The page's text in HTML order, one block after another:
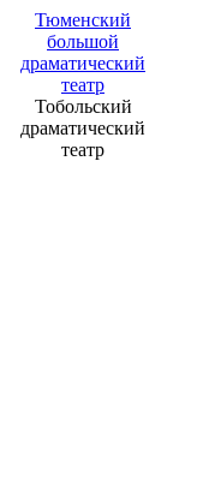
Тюменский
большой
драматический
театр
Тобольский
драматический
театр